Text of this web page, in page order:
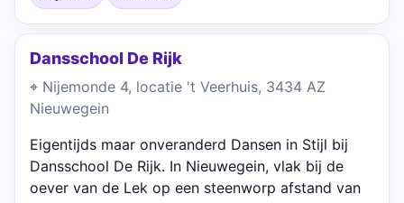
Dansschool De Rijk
Nijemonde 4, locatie 't Veerhuis, 3434 AZ
Nieuwegein
Eigentijds maar onveranderd Dansen in Stijl bij
Dansschool De Rijk. In Nieuwegein, vlak bij de
oever van de Lek op een steenworp afstand van